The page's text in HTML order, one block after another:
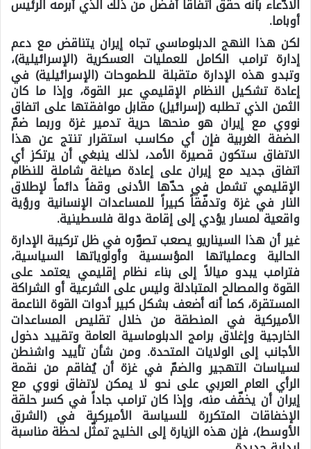
الادّعاء بأنه حقق اتفاقاً أفضل من ذلك الذي أبرمه الرئيس
أوباما.
لكن هذا النهج الدبلوماسي تجاه إيران يتناقض مع دعم
إدارة ترامب الكامل للعمليات العسكرية (الإسرائيلية)،
وتبدو هذه الإدارة متقبلة للطموحات (الإسرائيلية) في
إعادة تشكيل النظام الإقليمي عبر القوة، وإذا ما كان
الثمن الذي تطلبه (إسرائيل) مقابل موافقتها على اتفاق
نووي مع إيران هو منحها حرية تدمير غزة وربما ضمّ
الضفة الغربية فإن أي مكاسب استقرار تنتج عن هذا
الاتفاق ستكون قصيرة الأمد، لذلك ينبغي أن يرتكز أي
اتفاق جديد مع إيران على إعادة صياغة شاملة للنظام
الإقليمي تشمل في حدّها الأدنى وقفاً دائماً لإطلاق
النار في غزة وتدفّقاً كبيراً للمساعدات الإنسانية ورؤية
واقعية لمسار يؤدي إلى إقامة دولة فلسطينية.
غير أن هذا السيناريو يصعب تصوّره في ظل تركيبة الإدارة
الحالية وعملياتها المؤسسية وأولوياتها السياسية،
فترامب يبدو ميالاً إلى بناء نظام إقليمي يعتمد على
القوة والمصالح المتبادلة وليس على الشرعية أو الشراكة
المستقرة، كما أنه أضعف بشكل كبير أدوات القوة الناعمة
الأميركية في المنطقة من خلال تقليص المساعدات
الخارجية وإغلاق برامج الدبلوماسية العامة وتقييد دخول
الأجانب إلى الولايات المتحدة. ومن شأن تأييد واشنطن
لسياسات التهجير والضمّ في غزة أن يُفاقم من نقمة
الرأي العام العربي على نحو لا يمكن لاتفاق نووي مع
إيران أن يخفّف منه، وإذا كان ترامب جاداً في كسر حلقة
الإخفاقات المتكررة للسياسة الأميركية في (الشرق
الأوسط)، فإن هذه الزيارة إلى الخليج تمثّل لحظة مناسبة